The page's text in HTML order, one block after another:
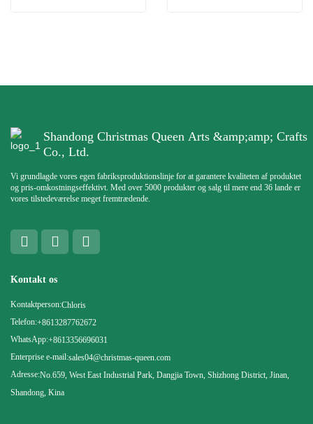
Shandong Christmas Queen Arts &amp;amp; Crafts
Co., Ltd.
Vi grundlagde vores egen fabriksproduktionslinje for at garantere kvaliteten af ​​produktet
og pris-omkostningseffektivt. Med over 5000 produkter og salg til mere end 36 lande er
vores tilstedeværelse meget fremtrædende.
Kontakt os
Kontaktperson:Chloris
Telefon:+8613287762672
WhatsApp:+8613356696031
Enterprise e-mail:sales04@christmas-queen.com
Adresse:No.659, West East Industrial Park, Dangjia Town, Shizhong District, Jinan,
Shandong, Kina